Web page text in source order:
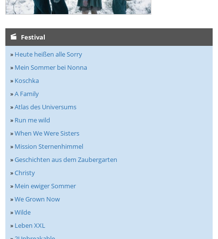
Festival
» Heute heißen alle Sorry
» Mein Sommer bei Nonna
» Koschka
»A Family
»Atlas des Universums
» Run me wild
»When We Were Sisters
» Mission Sternenhimmel
»Geschichten aus dem Zaubergarten
»Christy
» Mein ewiger Sommer
»We Grown Now
»Wilde
» Leben XXL